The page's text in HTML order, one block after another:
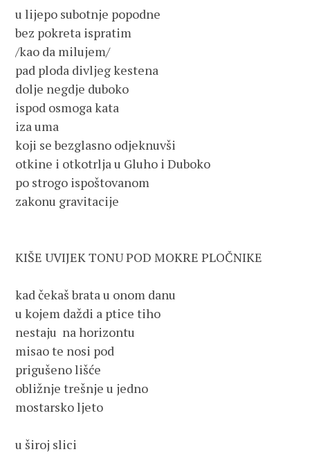
u lijepo subotnje popodne
bez pokreta ispratim
/kao da milujem/
pad ploda divljeg kestena
dolje negdje duboko
ispod osmoga kata
iza uma
koji se bezglasno odjeknuvši
otkine i otkotrlja u Gluho i Duboko
po strogo ispoštovanom
zakonu gravitacije
KIŠE UVIJEK TONU POD MOKRE PLOČNIKE
kad čekaš brata u onom danu
u kojem daždi a ptice tiho
nestaju  na horizontu
misao te nosi pod
prigušeno lišće
obližnje trešnje u jedno
mostarsko ljeto
u široj slici